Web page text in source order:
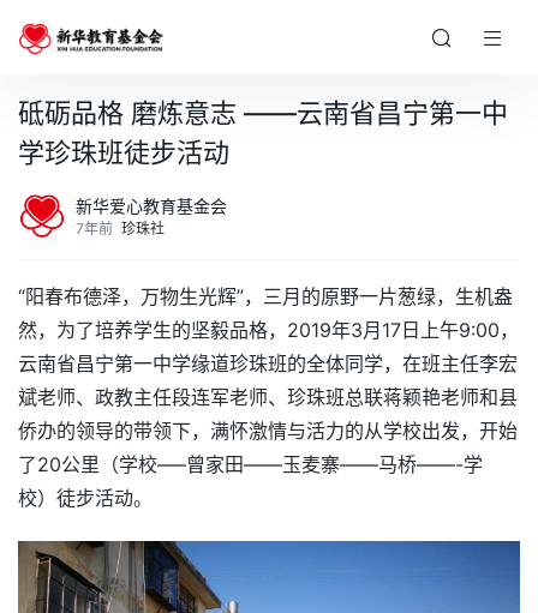
砥砺品格 磨炼意志 ——云南省昌宁第一中
学珍珠班徒步活动
新华爱心教育基金会
7年前 珍珠社
“阳春布德泽，万物生光辉”，三月的原野一片葱绿，生机盎
然，为了培养学生的坚毅品格，2019年3月17日上午9:00，
云南省昌宁第一中学缘道珍珠班的全体同学，在班主任李宏
斌老师、政教主任段连军老师、珍珠班总联蒋颖艳老师和县
侨办的领导的带领下，满怀激情与活力的从学校出发，开始
了20公里（学校—–曾家田——玉麦寨——马桥——-学
校）徒步活动。